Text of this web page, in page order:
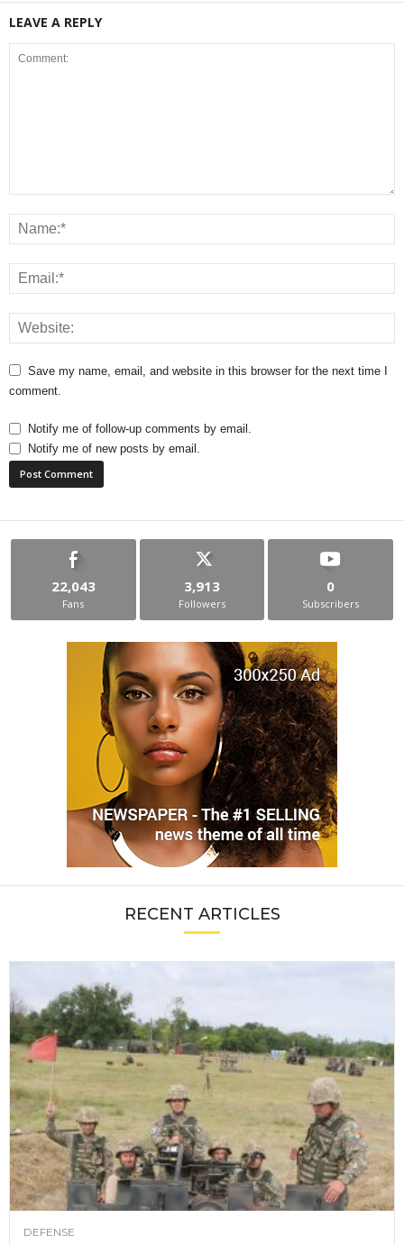
LEAVE A REPLY
Save my name, email, and website in this browser for the next time I
comment.
Notify me of follow-up comments by email.
Notify me of new posts by email.
22,043
Fans
3,913
Followers
0
Subscribers
RECENT ARTICLES
DEFENSE